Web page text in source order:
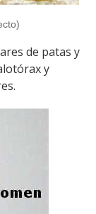
de patas y
y